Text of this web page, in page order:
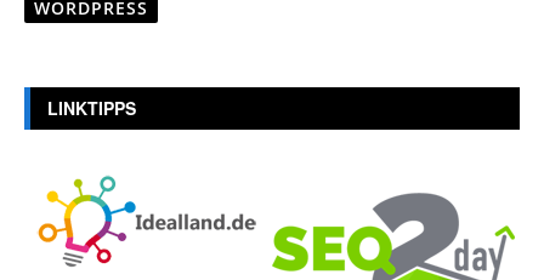
WORDPRESS
LINKTIPPS